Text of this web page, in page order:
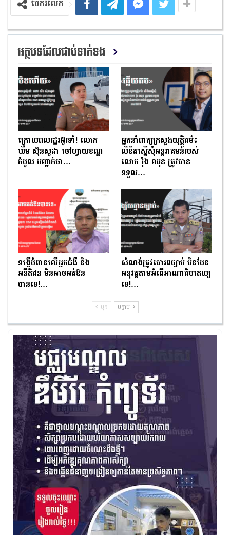
ចែករំលែក
អត្ថបទដែលជាប់ទាក់ទង
ក្រោយពលរដ្ឋរអ៊ូរទាំ! លោក
ឃឹម ស៊ុនសូដា ចៅហ្វាយខណ្ឌ
កំបូល បញ្ជាក់ថា…
អ្នកនាំពាក្យក្រសួងយុត្តិធម៌៖
លិខិតស្នើសុំអន្តរាគមន៍របស់
លោក រ៉ុង ឈុន ត្រូវបាន
ទទួល…
ទង្វើបំពានលើអ្នកជំងឺ និង
អនីតិជន មិនអាចអត់ឱន
បានទេ!…
សំណង់ត្រូវគោរពច្បាប់ មិនមែន
អនុវត្តតាមអំពើអាណាធិបតេយ្យ
ទេ!…
មុន បន្ទាប់